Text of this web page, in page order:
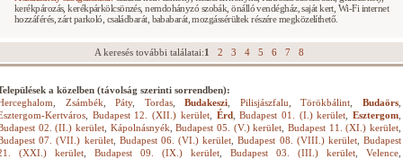
kerékpározás, kerékpárkölcsönzés, nemdohányzó szobák, önálló vendégház, saját kert, Wi-Fi internet
hozzáférés, zárt parkoló, családbarát, bababarát, mozgássérültek részére megközelíthető.
A keresés további találatai:1 2 3 4 5 6 7 8
a közelben (távolság szerinti sorrendben):
Zsámbék ,Páty, Tordas,Budakeszi Pilisjászfalu ,Törökbálint ,Budaörs
Kertváros
Budapest 12. (XII.) kerület, Érd,Budapest 01. (I.) kerület ,Esztergom
02. (II.) kerület Kápolnásnyék ,Budapest 05. (V.) kerület ,Budapest 11. (XI.) kerület
07. (VII.) kerület, Budapest 06. (VI.) kerület ,Budapest 08. (VIII.) kerület,Budapest
(XXI.) kerület
Budapest 09. (IX.) kerület Budapest 03. (III.) kerület Velence